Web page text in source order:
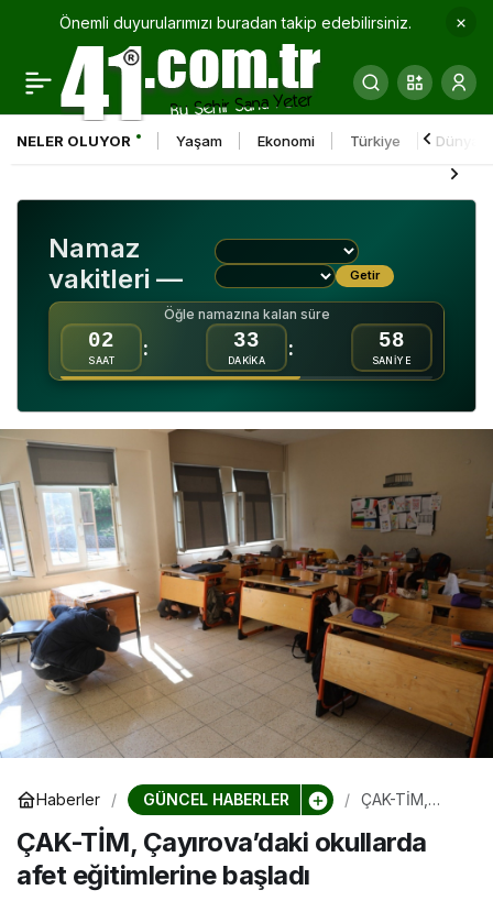
Önemli duyurularımızı buradan takip edebilirsiniz.
NELER OLUYOR Yaşam Ekonomi Türkiye Dünya
Namaz
vakitleri —
Getir
Öğle namazına kalan süre
02
SAAT
: 33
DAKİKA
: 57
SANİYE
Haberler GÜNCEL HABERLER
ÇAK-TİM,
okullarda afet
eğitimlerine
ÇAK-TİM, Çayırova’daki okullarda
afet eğitimlerine başladı
Down sendromlu Elanur,
yüzmede birinci oldu
0 Paylaş